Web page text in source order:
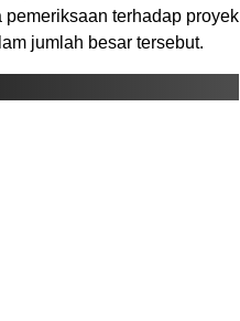
terhadap proyek
jumlah besar tersebut.